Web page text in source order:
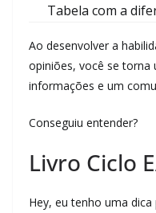
Tabela com a
Ao desenvolver a
opiniões, você se torna
informações e um
Conseguiu entender?
Livro Ciclo
Hey, eu tenho uma dica